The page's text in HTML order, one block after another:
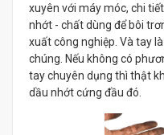
xuyên với máy móc, chi
nhớt - chất dùng để bôi
xuất công nghiệp. Và tay
chúng. Nếu không có
tay chuyên dụng thì thật
dầu nhớt cứng đầu đó.